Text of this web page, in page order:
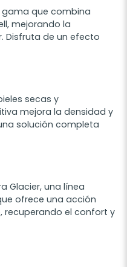
gama que combina
mejorando la
Disfruta de un efecto
secas y
mejora la densidad y
solución completa
Glacier, una línea
ofrece una acción
recuperando el confort y